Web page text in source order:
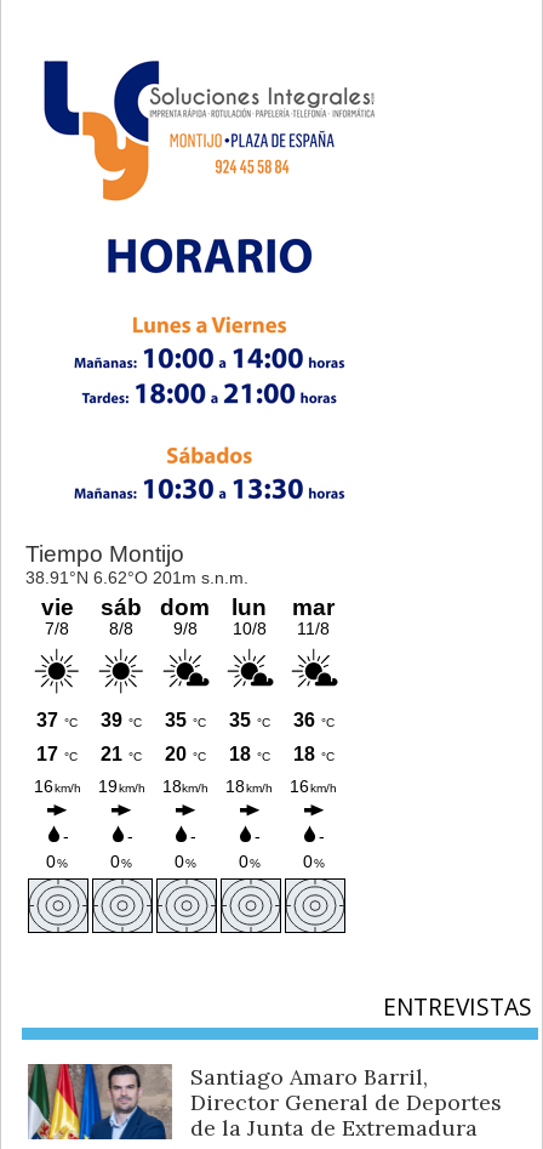
ENTREVISTAS
Santiago Amaro Barril,
Director General de Deportes
de la Junta de Extremadura